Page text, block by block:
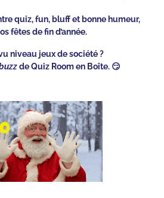
quiz, fun, bluff et bonne humeur,
fêtes de fin d’année.
niveau jeux de société ?
de Quiz Room en Boîte. 😏